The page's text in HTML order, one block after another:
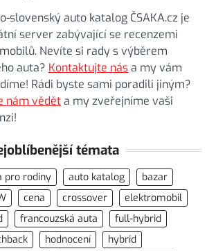
slovenský auto katalog ČSAKA.cz je
server zabývající se recenzemi
Nevíte si rady s výběrem
auta? Kontaktujte nása my vám
Rádi byste sami poradili jiným?
nám věděta my zveřejníme vaši
témata
pro rodiny auto katalog
bazar
cena crossover
elektromobil
francouzská auta
full-hybrid
hodnocení
hybrid